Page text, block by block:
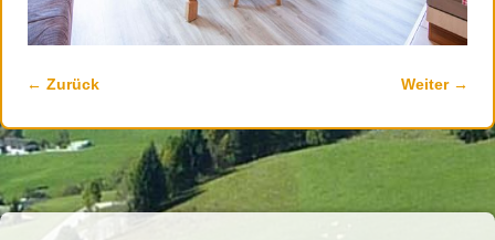
← Zurück Weiter →